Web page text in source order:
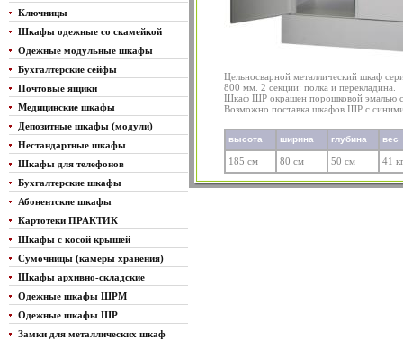
Ключницы
Шкафы одежные со скамейкой
Одежные модульные шкафы
Бухгалтерские сейфы
Почтовые ящики
Медицинские шкафы
Депозитные шкафы (модули)
Нестандартные шкафы
Шкафы для телефонов
Бухгалтерские шкафы
Абонентские шкафы
Картотеки ПРАКТИК
Шкафы с косой крышей
Сумочницы (камеры хранения)
Шкафы архивно-складские
Одежные шкафы ШРМ
Одежные шкафы ШР
Замки для металлических шкаф
Цельносварной металлический шкаф
800 мм. 2 секции: полка и перекладина.
Шкаф ШР окрашен порошковой эмалью
Возможно поставка шкафов ШР с
высота ширина глубина вес
185 см 80 см 50 см 41